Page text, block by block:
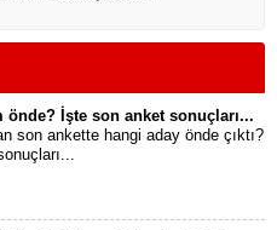
önde? İşte son anket sonuçları...
son ankette hangi aday önde çıktı?